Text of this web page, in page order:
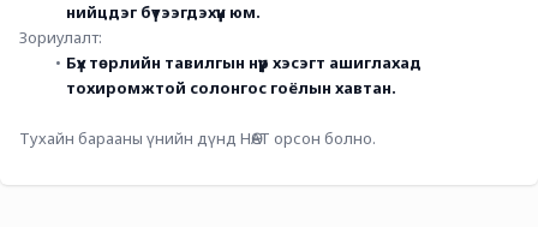
нийцдэг бүтээгдэхүүн юм.
Зориулалт:
Бүх төрлийн тавилгын нүүр хэсэгт ашиглахад
тохиромжтой солонгос гоёлын хавтан.
Тухайн барааны үнийн дүнд НӨАТ орсон болно.